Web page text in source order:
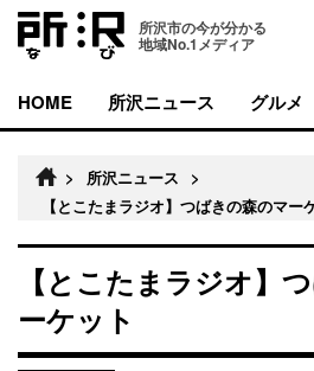
所沢市の今が分かる
地域No.1メディア
HOME 所沢ニュース グルメ
> 所沢ニュース
>
【とこたまラジオ】つばきの森のマー
【とこたまラジオ】
ーケット